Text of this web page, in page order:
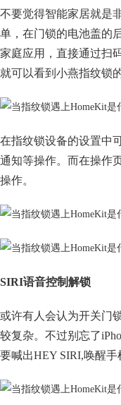
不要觉得智能家居就是
单，在门锁的电池盖的
家庭应用，直接通过扫
就可以看到小燕指纹锁
在指纹锁设备的设置中
通知等操作。而在操作
操作。
SIRI语音控制解锁
或许有人会认为开关门
较复杂。不过别忘了
要喊出HEY SIRI,唤醒手